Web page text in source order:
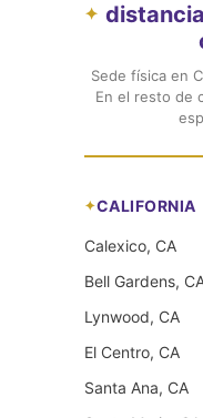
✦
Sede física en
En el resto de
CALIFORNIA
Calexico, CA
Bell Gardens,
Lynwood, CA
El Centro, CA
Santa Ana, CA